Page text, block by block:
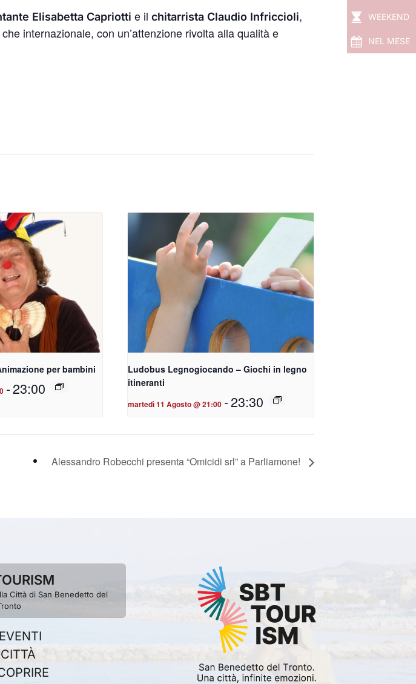
WEEKEND
NEL MESE
Elisabetta Capriotti e il chitarrista Claudio Infriccioli,
internazionale, con un’attenzione rivolta alla qualità e
per bambini
-23:00
Ludobus Legnogiocando – Giochi in legno
itineranti
martedì 11 Agosto @ 21:00 -23:30
Alessandro Robecchi presenta “Omicidi srl” a Parliamone!
Città di San Benedetto del